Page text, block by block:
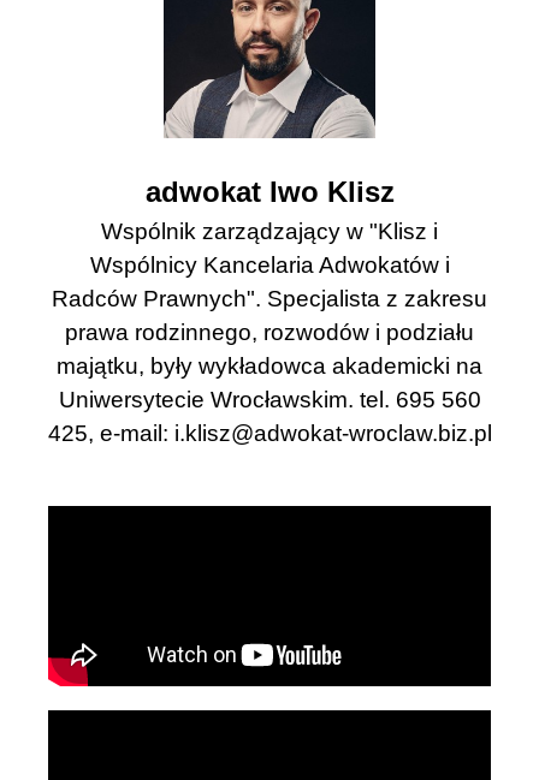
adwokat Iwo Klisz
Wspólnik zarządzający w "Klisz i
Wspólnicy Kancelaria Adwokatów i
Radców Prawnych". Specjalista z zakresu
prawa rodzinnego, rozwodów i podziału
majątku, były wykładowca akademicki na
Uniwersytecie Wrocławskim. tel. 695 560
425, e-mail: i.klisz@adwokat-wroclaw.biz.pl